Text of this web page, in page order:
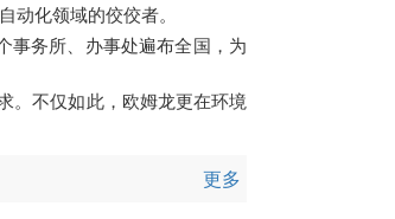
化领域的佼佼者。
事务所、办事处遍布全国，为
。不仅如此，欧姆龙更在环境
更多